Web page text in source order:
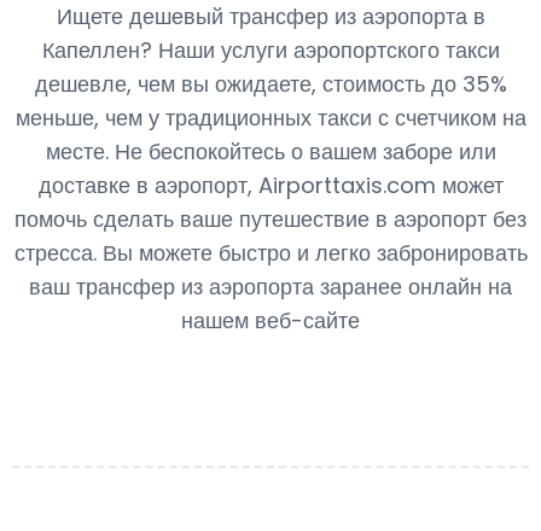
Ищете дешевый трансфер из аэропорта в
Капеллен? Наши услуги аэропортского такси
дешевле, чем вы ожидаете, стоимость до 35%
меньше, чем у традиционных такси с счетчиком на
месте. Не беспокойтесь о вашем заборе или
доставке в аэропорт, Airporttaxis.com может
помочь сделать ваше путешествие в аэропорт без
стресса. Вы можете быстро и легко забронировать
ваш трансфер из аэропорта заранее онлайн на
нашем веб-сайте